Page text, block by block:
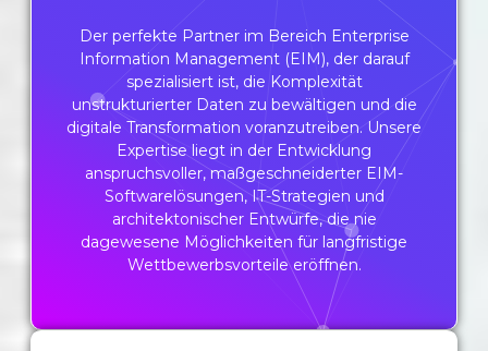
Der perfekte Partner im Bereich Enterprise
Information Management (EIM), der darauf
spezialisiert ist, die Komplexität
unstrukturierter Daten zu bewältigen und die
digitale Transformation voranzutreiben. Unsere
Expertise liegt in der Entwicklung
anspruchsvoller, maßgeschneiderter EIM-
Softwarelösungen, IT-Strategien und
architektonischer Entwürfe, die nie
dagewesene Möglichkeiten für langfristige
Wettbewerbsvorteile eröffnen.